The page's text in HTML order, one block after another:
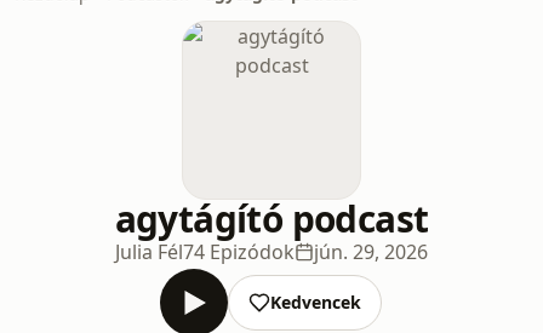
agytágító podcast
Julia Fél74 Epizódok jún. 29, 2026
Kedvencek